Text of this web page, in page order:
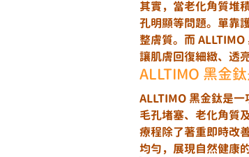
其實，當老化角質堆
孔明顯等問題。單靠
整膚質。而 ALLTIMO
讓肌膚回復細緻、透
ALLTIMO 黑金鈦
ALLTIMO 黑金鈦是
毛孔堵塞、老化角質
療程除了著重即時改
均勻，展現自然健康